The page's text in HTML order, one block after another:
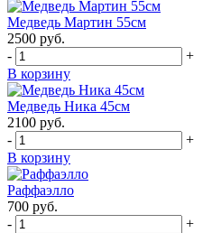
Медведь Мартин 55см
2500 руб.
-
+
В корзину
Медведь Ника 45см
2100 руб.
-
+
В корзину
Раффаэлло
700 руб.
-
+